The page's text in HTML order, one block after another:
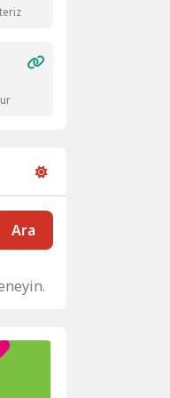
Ara